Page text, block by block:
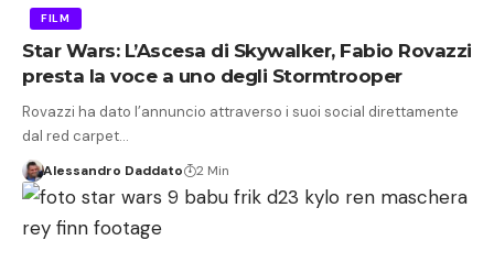
FILM
Star Wars: L’Ascesa di Skywalker, Fabio Rovazzi
presta la voce a uno degli Stormtrooper
Rovazzi ha dato l’annuncio attraverso i suoi social direttamente
dal red carpet…
Alessandro Daddato 2 Min